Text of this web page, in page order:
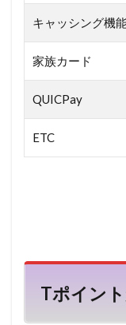
キャッシング機
家族カード
QUICPay
ETC
Tポイン